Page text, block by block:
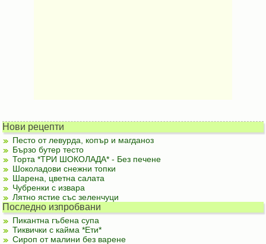
Нови рецепти
Песто от левурда, копър и магданоз
Бързо бутер тесто
Торта *ТРИ ШОКОЛАДА* - Без печене
Шоколадови снежни топки
Шарена, цветна салата
Чубренки с извара
Лятно ястие със зеленчуци
Последно изпробвани
Пикантна гъбена супа
Тиквички с кайма *Ети*
Сироп от малини без варене